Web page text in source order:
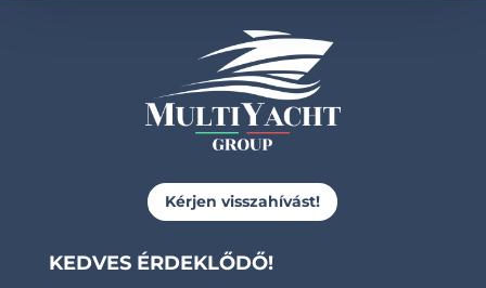
Kérjen visszahívást!
KEDVES ÉRDEKLŐDŐ!